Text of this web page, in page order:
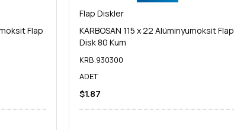
Flap
Flap Diskler
KARBOSAN 115 x 22 Alüminyumoksit Flap
Disk 80 Kum
KRB.930300
ADET
$1.87